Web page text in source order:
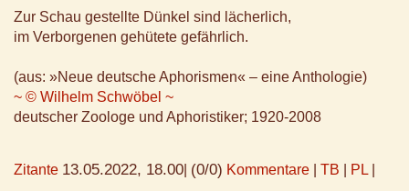
Zur Schau gestellte Dünkel sind lächerlich,
im Verborgenen gehütete gefährlich.
(aus: »Neue deutsche Aphorismen« – eine Anthologie)
~ © Wilhelm Schwöbel ~
deutscher Zoologe und Aphoristiker; 1920-2008
Zitante 13.05.2022, 18.00 (0/0) Kommentare TB PL